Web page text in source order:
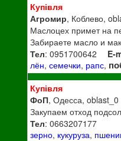
Купівля
Агромир, Коблево,
Маслоцех примет на
Забираете масло и
Тел: 0951700642 E-
лён,семечки, рапс,
Купівля
ФоП, Одесса, oblast_0
Закупаем отход
Тел: 0663207177
зерно, кукуруза,